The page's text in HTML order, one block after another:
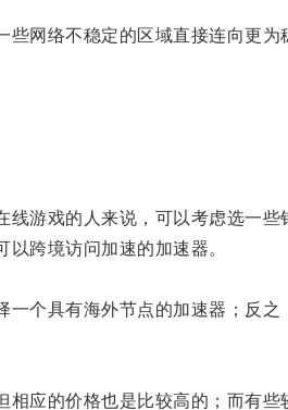
络不稳定的区域直接连向更为
戏的人来说，可以考虑选一些
跨境访问加速的加速器。
具有海外节点的加速器；反之
的价格也是比较高的；而有些